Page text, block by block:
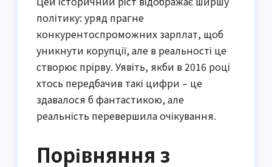
політику: уряд прагне
конкурентоспроможних зарплат, щоб
уникнути корупції, але в реальності це
створює прірву. Уявіть, якби в 2016 році
хтось передбачив такі цифри – це
здавалося б фантастикою, але
реальність перевершила очікування.
Порівняння з